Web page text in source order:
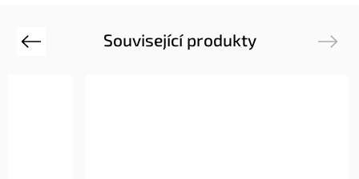
Související produkty
Previous Next